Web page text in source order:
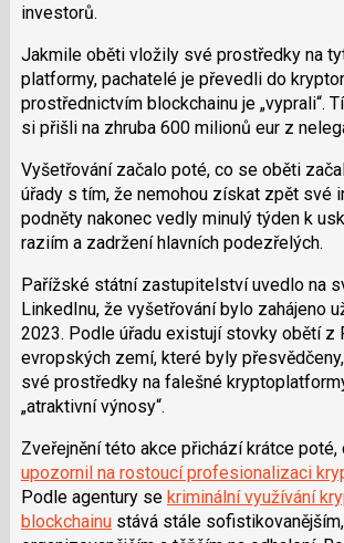
investorů.
Jakmile oběti vložily své prostředky na
platformy, pachatelé je převedli do
prostřednictvím blockchainu je „vyprali“.
si přišli na zhruba 600 milionů eur z
Vyšetřování začalo poté, co se oběti
úřady s tím, že nemohou získat zpět své
podněty nakonec vedly minulý týden k
raziím a zadržení hlavních podezřelých.
Pařížské státní zastupitelství uvedlo na
LinkedInu, že vyšetřování bylo zahájeno
2023. Podle úřadu existují stovky obětí z
evropských zemí, které byly
své prostředky na falešné
„atraktivní výnosy“.
Zveřejnění této akce přichází krátce poté,
upozornil na rostoucí profesionalizaci
Podle agentury se kriminální využívání
blockchainustává stále sofistikovanějším,